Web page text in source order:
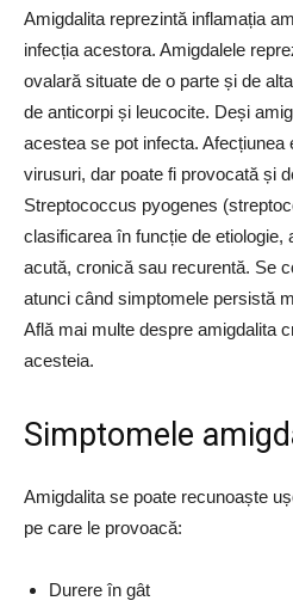
Amigdalita reprezintă inflamația
infecția acestora. Amigdalele
ovalară situate de o parte și de
de anticorpi și leucocite. Deși
acestea se pot infecta.
virusuri, dar poate fi provocată și
Streptococcus pyogenes
clasificarea în funcție de etiologie,
acută, cronică sau recurentă. Se
atunci când simptomele persistă
Află mai multe despre amigdalita
acesteia.
Simptomele
Amigdalita se poate recunoaște
pe care le provoacă:
Durere în gât